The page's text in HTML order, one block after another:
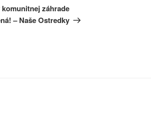
článok
komunitnej záhrade
– Naše Ostredky